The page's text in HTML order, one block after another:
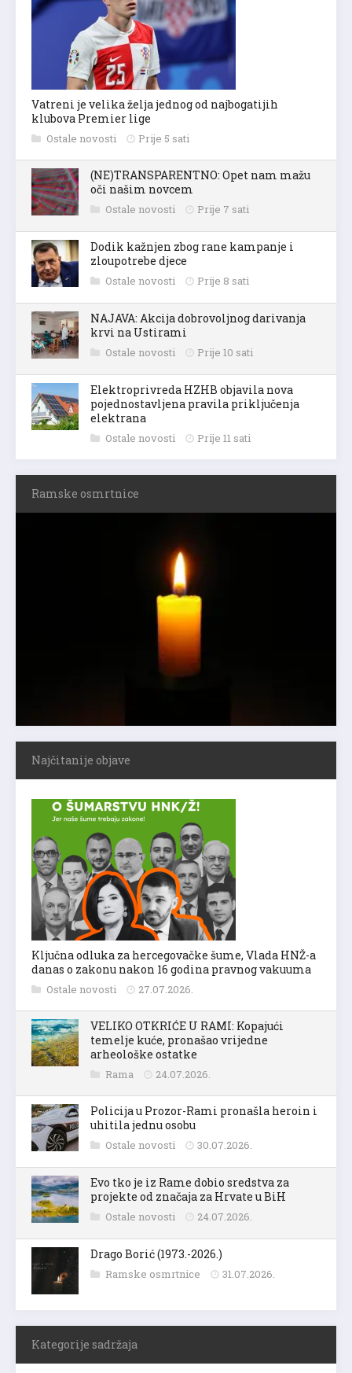
Vatreni je velika želja jednog od najbogatijih
klubova Premier lige
Ostale novosti Prije 5 sati
(NE)TRANSPARENTNO: Opet nam mažu
oči našim novcem
Ostale novosti Prije 7 sati
Dodik kažnjen zbog rane kampanje i
zloupotrebe djece
Ostale novosti Prije 8 sati
NAJAVA: Akcija dobrovoljnog darivanja
krvi na Ustirami
Ostale novosti Prije 10 sati
Elektroprivreda HZHB objavila nova
pojednostavljena pravila priključenja
elektrana
Ostale novosti Prije 11 sati
Ramske osmrtnice
Najčitanije objave
Ključna odluka za hercegovačke šume, Vlada HNŽ-a
danas o zakonu nakon 16 godina pravnog vakuuma
Ostale novosti 27.07.2026.
VELIKO OTKRIĆE U RAMI: Kopajući
temelje kuće, pronašao vrijedne
arheološke ostatke
Rama 24.07.2026.
Policija u Prozor-Rami pronašla heroin i
uhitila jednu osobu
Ostale novosti 30.07.2026.
Evo tko je iz Rame dobio sredstva za
projekte od značaja za Hrvate u BiH
Ostale novosti 24.07.2026.
Drago Borić (1973.-2026.)
Ramske osmrtnice 31.07.2026.
Kategorije sadržaja